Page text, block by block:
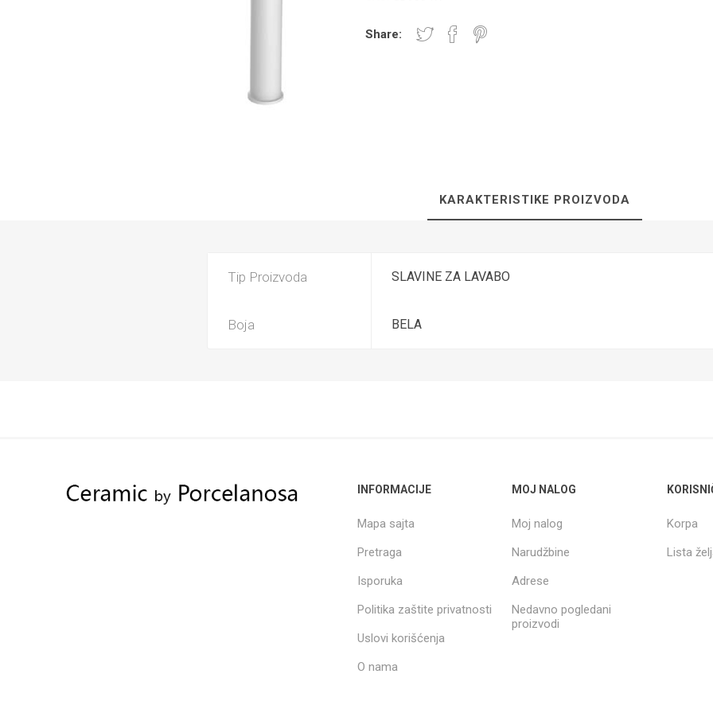
UGRADNI DELOVI
Share:
KARAKTERISTIKE PROIZVODA
Tip Proizvoda SLAVINE ZA LAVABO
Boja BELA
INFORMACIJE
Mapa sajta
Pretraga
Isporuka
Politika zaštite privatnosti
Uslovi korišćenja
O nama
MOJ NALOG
Moj nalog
Narudžbine
Adrese
Nedavno pogledani
proizvodi
Korpa
Lista